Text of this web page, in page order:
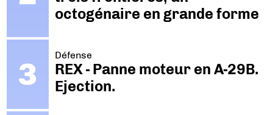
octogénaire en grande forme
Défense
REX - Panne moteur en A-29B.
Ejection.